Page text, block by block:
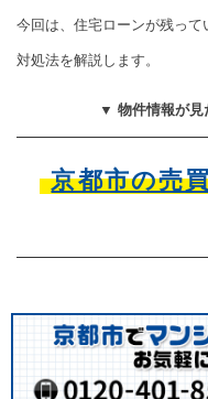
今回は、住宅ローンが残って
対処法を解説します。
▼ 物件情報が見
京都市の売